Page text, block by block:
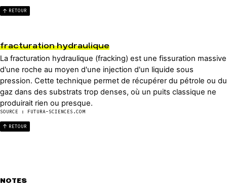
RETOUR
fracturation hydraulique
La fracturation hydraulique (fracking) est une fissuration massive
d'une roche au moyen d'une injection d'un liquide sous
pression. Cette technique permet de récupérer du pétrole ou du
gaz dans des substrats trop denses, où un puits classique ne
produirait rien ou presque.
SOURCE : FUTURA-SCIENCES.COM
RETOUR
NOTES